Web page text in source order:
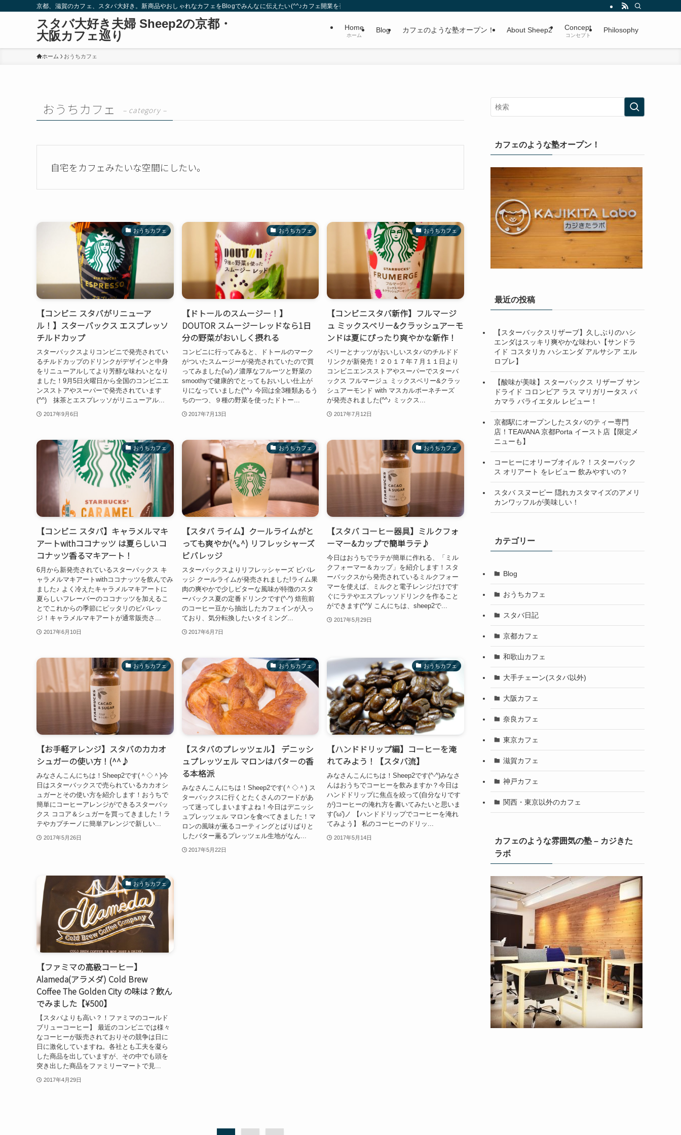
京都、滋賀のカフェ、スタバ大好き。新商品やおしゃれなカフェをBlogでみんなに伝えたい(^^♪カフェ開業を夢見る夫婦。
スタバ大好き夫婦 Sheep2の京都・
大阪カフェ巡り
Home
ホーム
Blog カフェのような塾オープン！ About Sheep2 Concept
コンセプト
Philosophy
ホーム おうちカフェ
おうちカフェ – category –
自宅をカフェみたいな空間にしたい。
おうちカフェ
【コンビニ スタバがリニューア
ル！】スターバックス エスプレッソ
チルドカップ
スターバックスよりコンビニで発売されてい
るチルドカップのドリンクがデザインと中身
をリニューアルしてより芳醇な味わいとなり
ました！9月5日火曜日から全国のコンビニエ
ンスストアやスーパーで発売されています
(^^) 抹茶とエスプレッソがリニューアル...
2017年9月6日
おうちカフェ
【ドトールのスムージー！】
DOUTOR スムージーレッドなら1日
分の野菜がおいしく摂れる
コンビニに行ってみると、ドトールのマーク
がついたスムージーが発売されていたので買
ってみました('ω')ノ濃厚なフルーツと野菜の
smoothyで健康的でとってもおいしい仕上が
りになっていました(^^♪ 今回は全3種類あるう
ちの一つ、９種の野菜を使ったドトー...
2017年7月13日
おうちカフェ
【コンビニスタバ新作】フルマージ
ュ ミックスベリー&クラッシュアーモ
ンドは夏にぴったり爽やかな新作！
ベリーとナッツがおいしいスタバのチルドド
リンクが新発売！２０１７年７月１１日より
コンビニエンスストアやスーパーでスターバ
ックス フルマージュ ミックスベリー&クラッ
シュアーモンド with マスカルポーネチーズ
が発売されました(^^♪ ミックス...
2017年7月12日
おうちカフェ
【コンビニ スタバ】キャラメルマキ
アートwithココナッツ は夏らしいコ
コナッツ香るマキアート！
6月から新発売されているスターバックス キ
ャラメルマキアートwithココナッツを飲んでみ
ました♪ よく冷えたキャラメルマキアートに
夏らしいフレーバーのココナッツを加えるこ
とでこれからの季節にピッタリのビバレッ
ジ！キャラメルマキアートが通常販売さ...
2017年6月10日
おうちカフェ
【スタバ ライム】クールライムがと
っても爽やか(^｡^) リフレッシャーズ
ビバレッジ
スターバックスよりリフレッシャーズ ビバレ
ッジ クールライムが発売されました!ライム果
肉の爽やかで少しビターな風味が特徴のスタ
ーバックス夏の定番ドリンクです(^-^) 焙煎前
のコーヒー豆から抽出したカフェインが入っ
ており、気分転換したいタイミング...
2017年6月7日
おうちカフェ
【スタバ コーヒー器具】ミルクフォ
ーマー&カップで簡単ラテ♪
今日はおうちでラテが簡単に作れる、「ミル
クフォーマー＆カップ」を紹介します！スタ
ーバックスから発売されているミルクフォー
マーを使えば、ミルクと電子レンジだけです
ぐにラテやエスプレッソドリンクを作ること
ができます(^^)/ こんにちは、sheep2で...
2017年5月29日
おうちカフェ
【お手軽アレンジ】スタバのカカオ
シュガーの使い方！(^^♪
みなさんこんにちは！Sheep2です(＾◇＾)今
日はスターバックスで売られているカカオシ
ュガーとその使い方を紹介します！おうちで
簡単にコーヒーアレンジができるスターバッ
クス ココア＆シュガーを買ってきました！ラ
テやカプチーノに簡単アレンジで新しい...
2017年5月26日
おうちカフェ
【スタバのプレッツェル】 デニッシ
ュプレッツェル マロンはバターの香
る本格派
みなさんこんにちは！Sheep2です(＾◇＾) ス
ターバックスに行くとたくさんのフードがあ
って迷ってしまいますよね！今日はデニッシ
ュプレッツェル マロンを食べてきました！マ
ロンの風味が薫るコーティングとぱりぱりと
したバター薫るプレッツェル生地がなん...
2017年5月22日
おうちカフェ
【ハンドドリップ編】コーヒーを淹
れてみよう！【スタバ流】
みなさんこんにちは！Sheep2です(^-^)みなさ
んはおうちでコーヒーを飲みますか？今日は
ハンドドリップに焦点を絞って(自分なりです
が)コーヒーの淹れ方を書いてみたいと思いま
す('ω')ノ 【ハンドドリップでコーヒーを淹れ
てみよう】 私のコーヒーのドリッ...
2017年5月14日
おうちカフェ
【ファミマの高級コーヒー】
Alameda(アラメダ) Cold Brew
Coffee The Golden City の味は？飲ん
でみました【¥500】
【スタバよりも高い？！ファミマのコールド
ブリューコーヒー】 最近のコンビニでは様々
なコーヒーが販売されておりその競争は日に
日に激化していますね。各社とも工夫を凝ら
した商品を出していますが、その中でも頭を
突き出した商品をファミリーマートで見...
2017年4月29日
カフェのような塾オープン！
最近の投稿
【スターバックスリザーブ】久しぶりのハシ
エンダはスッキリ爽やかな味わい【サンドラ
イド コスタリカ ハシエンダ アルサシア エル
ロブレ】
【酸味が美味】スターバックス リザーブ サン
ドライド コロンビア ラス マリガリータス パ
カマラ バライエタル レビュー！
京都駅にオープンしたスタバのティー専門
店！TEAVANA 京都Porta イースト店【限定メ
ニューも】
コーヒーにオリーブオイル？！スターバック
ス オリアート をレビュー 飲みやすいの？
スタバ スヌーピー 隠れカスタマイズのアメリ
カンワッフルが美味しい！
カテゴリー
Blog
おうちカフェ
スタバ日記
京都カフェ
和歌山カフェ
大手チェーン(スタバ以外)
大阪カフェ
奈良カフェ
東京カフェ
滋賀カフェ
神戸カフェ
関西・東京以外のカフェ
カフェのような雰囲気の塾 – カジきた
ラボ